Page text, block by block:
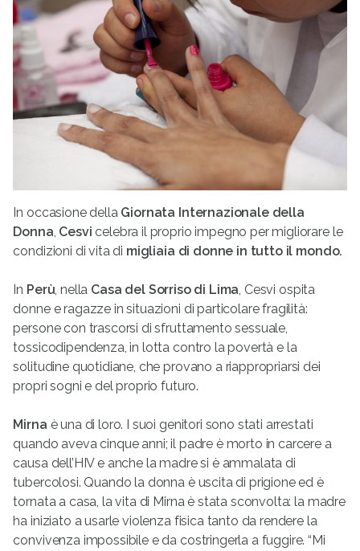
In occasione della Giornata Internazionale della
Donna, Cesvi celebra il proprio impegno per migliorare le
condizioni di vita di migliaia di donne in tutto il mondo.
In Perù, nella Casa del Sorriso di Lima, Cesvi ospita
donne e ragazze in situazioni di particolare fragilità:
persone con trascorsi di sfruttamento sessuale,
tossicodipendenza, in lotta contro la povertà e la
solitudine quotidiane, che provano a riappropriarsi dei
propri sogni e del proprio futuro.
Mirna è una di loro. I suoi genitori sono stati arrestati
quando aveva cinque anni; il padre è morto in carcere a
causa dell’HIV e anche la madre si è ammalata di
tubercolosi. Quando la donna è uscita di prigione ed è
tornata a casa, la vita di Mirna è stata sconvolta: la madre
ha iniziato a usarle violenza fisica tanto da rendere la
convivenza impossibile e da costringerla a fuggire. “Mi